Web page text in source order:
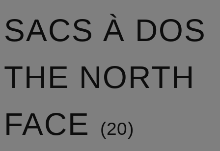
SACS À DOS
THE NORTH
FACE
20